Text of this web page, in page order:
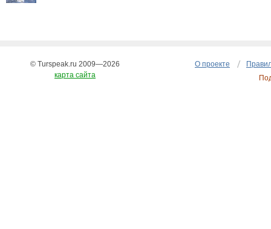
О проекте
© Turspeak.ru 2009—2026
карта сайта